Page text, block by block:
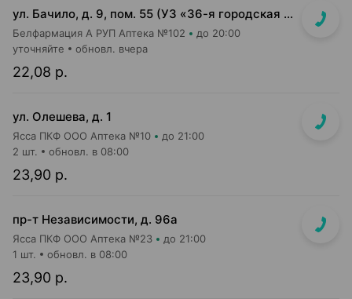
ул. Бачило, д. 9, пом. 55 (УЗ «36-я городская п-ка»)
Белфармация А РУП Аптека №102 до 20:00
22,08 р.
уточняйте обновл. вчера
ул. Олешева, д. 1
Ясса ПКФ ООО Аптека №10 до 21:00
23,90 р.
2 шт. обновл. в 08:00
пр-т Независимости, д. 96а
Ясса ПКФ ООО Аптека №23 до 21:00
23,90 р.
1 шт. обновл. в 08:00